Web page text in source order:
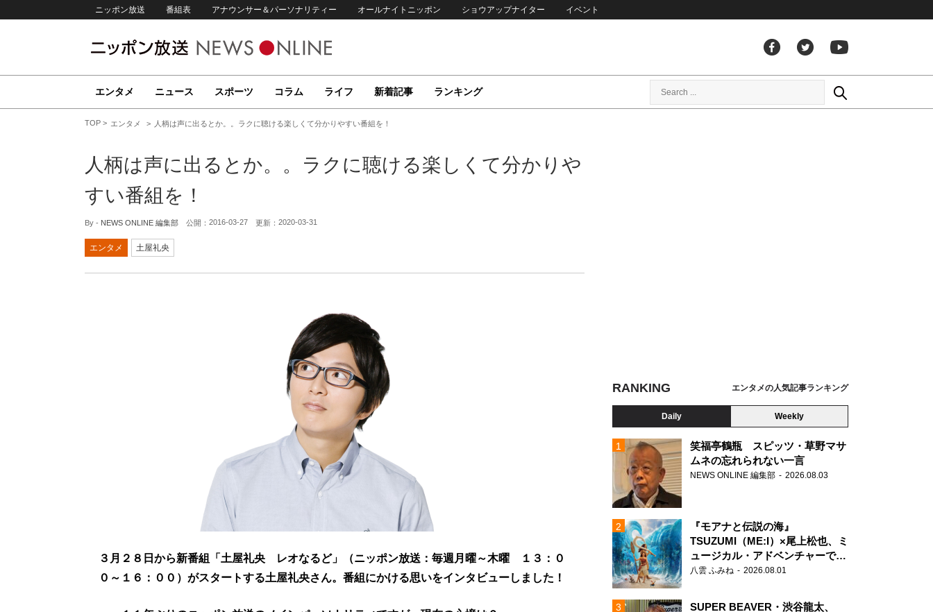
ニッポン放送 番組表 アナウンサー＆パーソナリティー オールナイトニッポン ショウアップナイター イベント
エンタメ ニュース スポーツ コラム ライフ 新着記事 ランキング
TOP エンタメ 人柄は声に出るとか。。ラクに聴ける楽しくて分かりやすい番組を！
人柄は声に出るとか。。ラクに聴ける楽しくて分かりや
すい番組を！
By - NEWS ONLINE 編集部 公開： 2016-03-27 更新： 2020-03-31
エンタメ 土屋礼央
３月２８日から新番組「土屋礼央 レオなるど」（ニッポン放送：毎週月曜～木曜 １３：０
０～１６：００）がスタートする土屋礼央さん。番組にかける思いをインタビューしました！
RANKING エンタメの人気記事ランキング
Daily Weekly
笑福亭鶴瓶 スピッツ・草野マサ
ムネの忘れられない一言
NEWS ONLINE 編集部 2026.08.03
『モアナと伝説の海』
TSUZUMI（ME:I）×尾上松也、ミ
ュージカル・アドベンチャーで美
声を響かせる
八雲 ふみね 2026.08.01
SUPER BEAVER・渋谷龍太、